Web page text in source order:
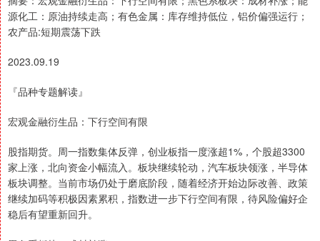
源化工：原油持续走高；有色金属：库存维持低位，铝价偏强运行；
农产品:短期震荡下跌
2023.09.19
『品种专题解读』
宏观金融衍生品：下行空间有限
股指期货。周一指数集体反弹，创业板指一度涨超1%，个股超3300
家上涨，北向资金小幅流入。板块继续轮动，汽车板块领涨，半导体
板块调整。当前市场仍处于磨底阶段，随着经济开始边际改善、政策
继续加码等积极因素累积，指数进一步下行空间有限，待风险偏好企
稳后有望重新回升。